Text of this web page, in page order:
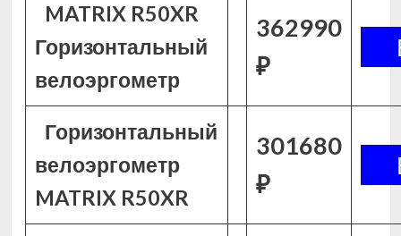
MATRIX R50XR
Горизонтальный
велоэргометр
362990
₽
Горизонтальный
велоэргометр
MATRIX R50XR
301680
₽